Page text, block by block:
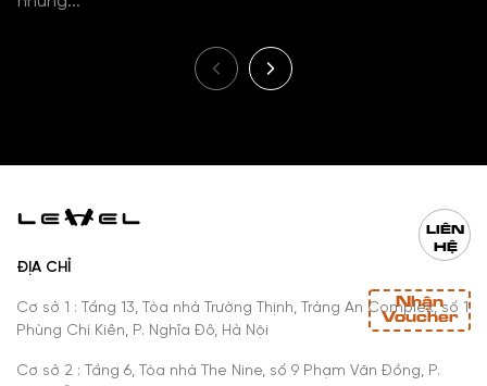
ĐỊA CHỈ
Cơ sở 1 : Tầng 13, Tòa nhà Trường Thịnh, Tràng An Complex, số 1
Phùng Chí Kiên, P. Nghĩa Đô, Hà Nội
Cơ sở 2 : Tầng 6, Tòa nhà The Nine, số 9 Phạm Văn Đồng, P.
LIÊN
HỆ
Nhận
Voucher